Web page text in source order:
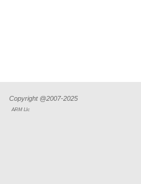
Copyright @2007-2025
ARM Llc